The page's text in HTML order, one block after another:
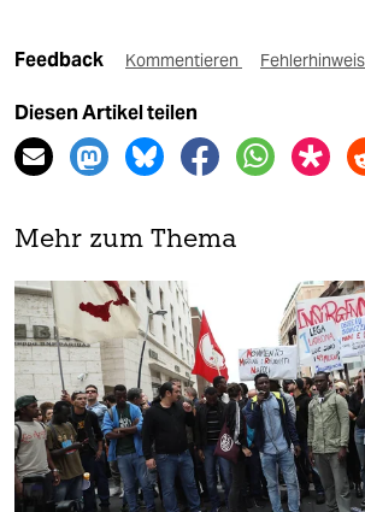
Feedback Kommentieren Fehlerhinweis
Diesen Artikel teilen
Mehr zum Thema